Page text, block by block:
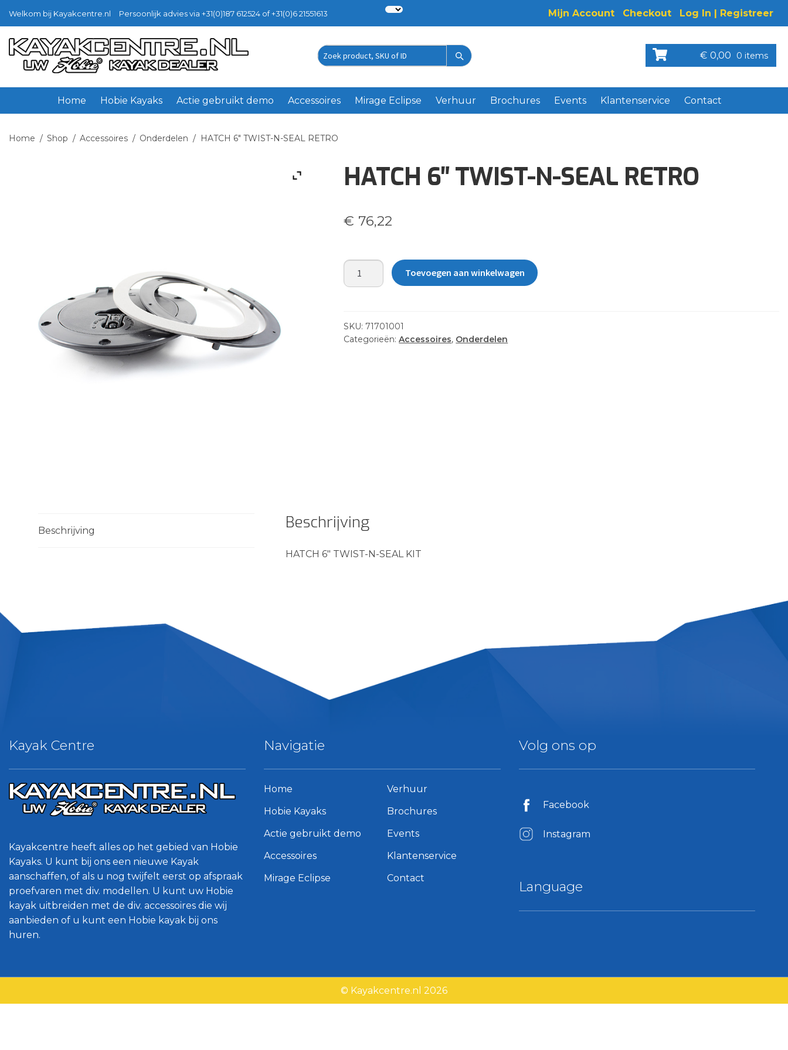
Welkom bij Kayakcentre.nl Persoonlijk advies via +31(0)187 612524 of +31(0)6 21551613 Mijn Account Checkout Log In | Registreer
Ga
door
naar
navigatie
Ga
naar
inhoud
Zoek
€ 0,00 0 items
Home Hobie Kayaks Actie gebruikt demo Accessoires Mirage Eclipse Verhuur Brochures Events Klantenservice Contact
Home / Shop / Accessoires / Onderdelen / HATCH 6″ TWIST-N-SEAL RETRO
HATCH 6″ TWIST-N-SEAL RETRO
€ 76,22
HATCH
6"
SEAL
RETRO
Toevoegen aan winkelwagen
SKU: 71701001
Categorieën:Accessoires, Onderdelen
Beschrijving Beschrijving
HATCH 6″ TWIST-N-SEAL KIT
Kayak Centre
Kayakcentre heeft alles op het gebied van Hobie
Kayaks. U kunt bij ons een nieuwe Kayak
aanschaffen, of als u nog twijfelt eerst op afspraak
proefvaren met div. modellen. U kunt uw Hobie
kayak uitbreiden met de div. accessoires die wij
aanbieden of u kunt een Hobie kayak bij ons
huren.
Navigatie
Home
Hobie Kayaks
Actie gebruikt demo
Accessoires
Mirage Eclipse
Verhuur
Brochures
Events
Klantenservice
Contact
Volg ons op
Facebook
Instagram
Language
© Kayakcentre.nl 2026